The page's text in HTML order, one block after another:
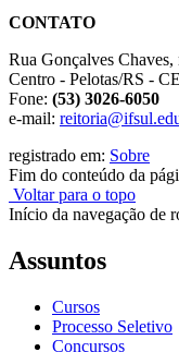
CONTATO
Rua Gonçalves Chaves,
Centro - Pelotas/RS -
Fone: (53) 3026-6050
e-mail:
registrado em: Sobre
Fim do conteúdo da
Voltar para o topo
Início da navegação de
Assuntos
Cursos
Processo Seletivo
Concursos